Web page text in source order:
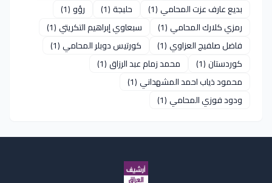
بديع عارف عزت المحامي (1) حلبجة(1) رؤو(1)
رمزي كلارك المحامي (1) سبعاوي إبراهيم التكريتي (1)
فاضل صلفيج العزاوي(1) كورتيس دوبلر المحامي (1)
كوردستان(1) محمد زمام عبد الرزاق(1)
محمود ذياب احمد المشهداني (1)
ودود فوزي المحامي (1)